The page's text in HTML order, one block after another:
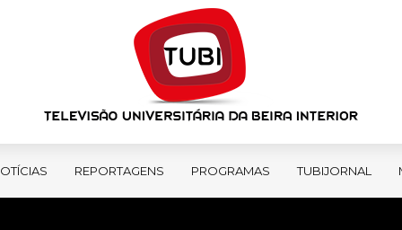
REPORTAGENS PROGRAMAS TUBIJORNAL